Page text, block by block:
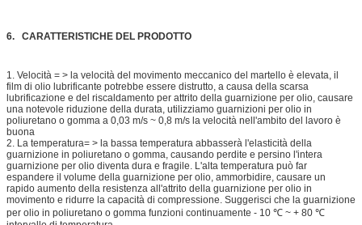
6. CARATTERISTICHE DEL PRODOTTO
1. Velocità = > la velocità del movimento meccanico del martello è elevata, il
film di olio lubrificante potrebbe essere distrutto, a causa della scarsa
lubrificazione e del riscaldamento per attrito della guarnizione per olio, causare
una notevole riduzione della durata, utilizziamo guarnizioni per olio in
poliuretano o gomma a 0,03 m/s ~ 0,8 m/s la velocità nell'ambito del lavoro è
buona
2. La temperatura= > la bassa temperatura abbasserà l'elasticità della
guarnizione in poliuretano o gomma, causando perdite e persino l'intera
guarnizione per olio diventa dura e fragile. L'alta temperatura può far
espandere il volume della guarnizione per olio, ammorbidire, causare un
rapido aumento della resistenza all'attrito della guarnizione per olio in
movimento e ridurre la capacità di compressione. Suggerisci che la guarnizione
per olio in poliuretano o gomma funzioni continuamente - 10 ℃ ~ + 80 ℃